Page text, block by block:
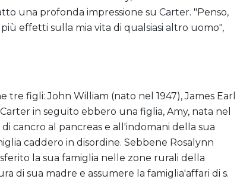
una profonda impressione su Carter. "Penso,
effetti sulla mia vita di qualsiasi altro uomo",
figli: John William (nato nel 1947), James Earl
in seguito ebbero una figlia, Amy, nata nel
cancro al pancreas e all'indomani della sua
caddero in disordine. Sebbene Rosalynn
la sua famiglia nelle zone rurali della
di sua madre e assumere la famiglia'affari di s.